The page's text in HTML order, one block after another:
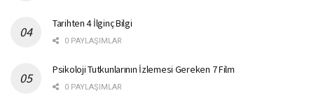
Tarihten 4 İlginç Bilgi
0 PAYLAŞIMLAR
Psikoloji Tutkunlarının İzlemesi Gereken 7 Film
0 PAYLAŞIMLAR